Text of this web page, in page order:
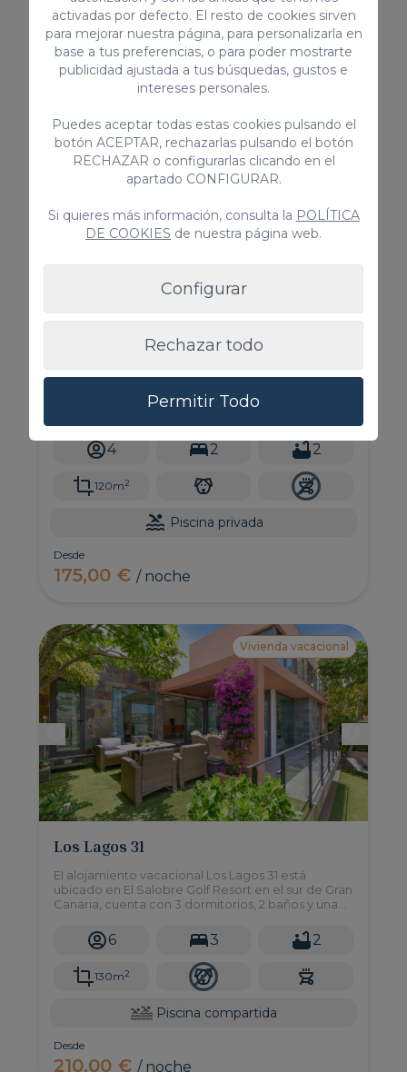
Piscina privada
Desde
595,00 €/ noche
Vivienda vacacional
Los Dragos Salobre Golf 13
piscina privada ubicada en el exclusivo Salobre
campo de golf, las montañas y el mar a lo lejos,
cuenta con 2 dormitorios, jardín privado y solarium.
4 2 2
120m2
Piscina privada
Desde
175,00 €/ noche
Vivienda vacacional
Los Lagos 31
El alojamiento vacacional Los Lagos 31 está
ubicado en El Salobre Golf Resort en el sur de Gran
Canaria, cuenta con 3 dormitorios, 2 baños y una
acceso a una gran piscina comunitaria.
6 3 2
130m2
Piscina compartida
Desde
210,00 €/ noche
activadas por defecto. El resto de cookies sirven
para mejorar nuestra página, para personalizarla en
base a tus preferencias, o para poder mostrarte
publicidad ajustada a tus búsquedas, gustos e
intereses personales.
Puedes aceptar todas estas cookies pulsando el
botón ACEPTAR, rechazarlas pulsando el botón
RECHAZAR o configurarlas clicando en el
apartado CONFIGURAR.
Si quieres más información, consulta la POLÍTICA
DE COOKIES de nuestra página web.
Configurar
Rechazar todo
Permitir Todo